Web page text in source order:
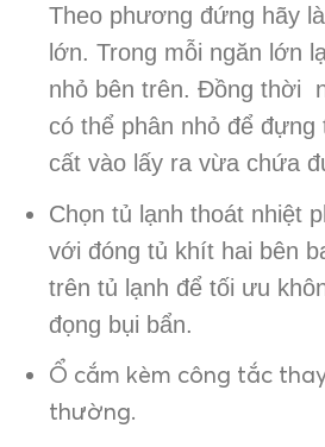
Theo phương đứng hãy
lớn. Trong mỗi ngăn lớn
nhỏ bên trên. Đồng thời
có thể phân nhỏ để
cất vào lấy ra vừa chứa
Chọn tủ lạnh thoát nhiệt
với đóng tủ khít hai bên
trên tủ lạnh để tối ưu
đọng bụi bẩn.
Ổ cắm kèm công tắc
thường.